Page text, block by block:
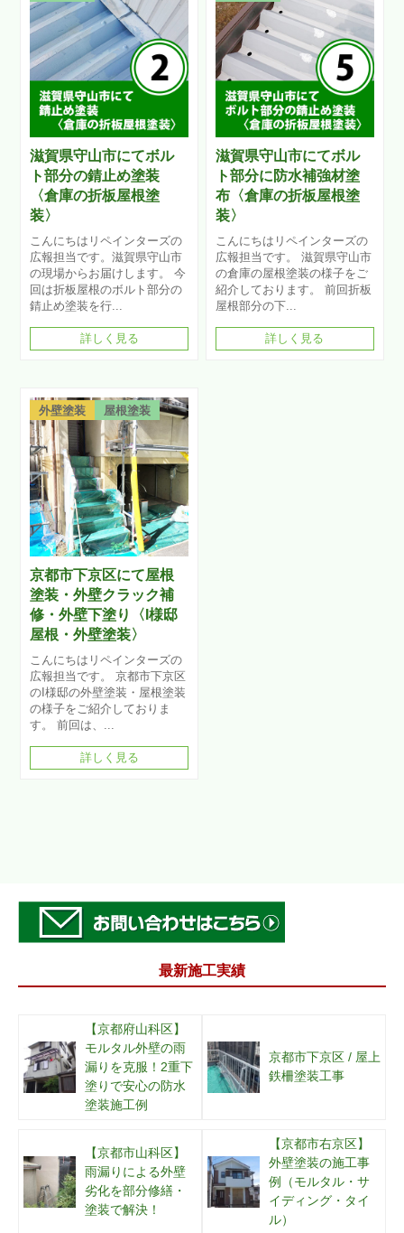
滋賀県守山市にてボル
ト部分の錆止め塗装
〈倉庫の折板屋根塗
装〉
こんにちはリペインターズの
広報担当です。滋賀県守山市
の現場からお届けします。 今
回は折板屋根のボルト部分の
錆止め塗装を行...
詳しく見る
滋賀県守山市にてボル
ト部分に防水補強材塗
布〈倉庫の折板屋根塗
装〉
こんにちはリペインターズの
広報担当です。 滋賀県守山市
の倉庫の屋根塗装の様子をご
紹介しております。 前回折板
屋根部分の下...
詳しく見る
外壁塗装 屋根塗装
京都市下京区にて屋根
塗装・外壁クラック補
修・外壁下塗り〈I様邸
屋根・外壁塗装〉
こんにちはリペインターズの
広報担当です。 京都市下京区
のI様邸の外壁塗装・屋根塗装
の様子をご紹介しておりま
す。 前回は、...
詳しく見る
最新施工実績
【京都府山科区】
モルタル外壁の雨
漏りを克服！2重下
塗りで安心の防水
塗装施工例
京都市下京区 / 屋上
鉄柵塗装工事
【京都市山科区】
雨漏りによる外壁
劣化を部分修繕・
塗装で解決！
【京都市右京区】
外壁塗装の施工事
例（モルタル・サ
イディング・タイ
ル）